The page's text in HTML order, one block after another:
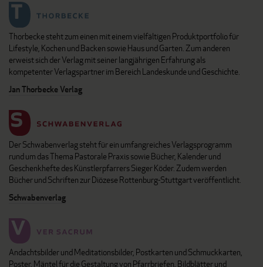
Thorbecke steht zum einen mit einem vielfältigen Produktportfolio für
Lifestyle, Kochen und Backen sowie Haus und Garten. Zum anderen
erweist sich der Verlag mit seiner langjährigen Erfahrung als
kompetenter Verlagspartner im Bereich Landeskunde und Geschichte.
Jan Thorbecke Verlag
Der Schwabenverlag steht für ein umfangreiches Verlagsprogramm
rund um das Thema Pastorale Praxis sowie Bücher, Kalender und
Geschenkhefte des Künstlerpfarrers Sieger Köder. Zudem werden
Bücher und Schriften zur Diözese Rottenburg-Stuttgart veröffentlicht.
Schwabenverlag
Andachtsbilder und Meditationsbilder, Postkarten und Schmuckkarten,
Poster, Mäntel für die Gestaltung von Pfarrbriefen, Bildblätter und